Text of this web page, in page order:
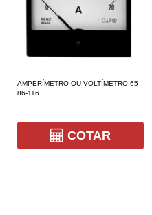
AMPERÍMETRO OU VOLTÍMETRO 65-
86-116
COTAR